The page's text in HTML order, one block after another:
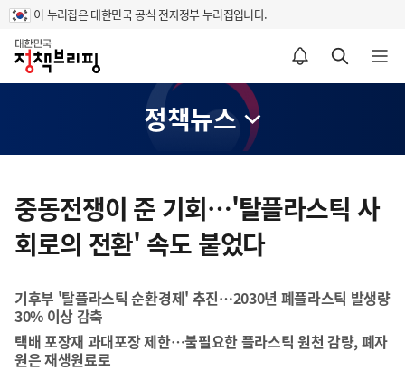
이 누리집은 대한민국 공식 전자정부 누리집입니다.
홈
알림설정 바로가기 검색 바로가기 메뉴 열기
정책뉴스
텐
츠
영
중동전쟁이 준 기회…'탈플라스틱 사
회로의 전환' 속도 붙었다
기후부 '탈플라스틱 순환경제' 추진…2030년 폐플라스틱 발생량
30% 이상 감축
택배 포장재 과대포장 제한…불필요한 플라스틱 원천 감량, 폐자
원은 재생원료로